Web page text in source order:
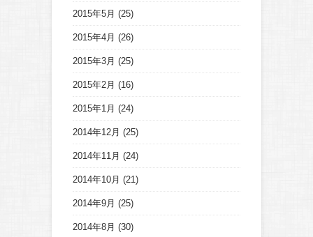
2015年5月 (25)
2015年4月 (26)
2015年3月 (25)
2015年2月 (16)
2015年1月 (24)
2014年12月 (25)
2014年11月 (24)
2014年10月 (21)
2014年9月 (25)
2014年8月 (30)